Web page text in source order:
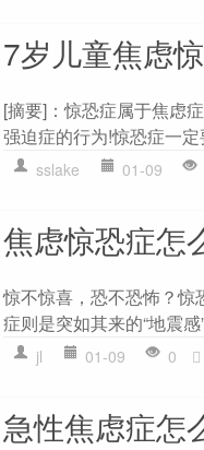
7岁儿童焦虑
[摘要]：惊恐症属于焦虑
强迫症的行为!惊恐症一
sslake 01-09
焦虑惊恐症怎
惊不惊喜，恐不恐怖？惊
症则是突如其来的“地震
jl 01-09 0
急性焦虑症怎